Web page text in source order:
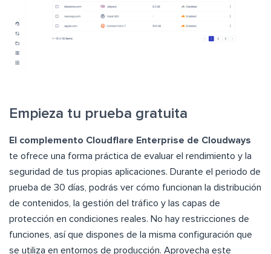
Empieza tu prueba gratuita
El complemento Cloudflare Enterprise de Cloudways
te ofrece una forma práctica de evaluar el rendimiento y la
seguridad de tus propias aplicaciones. Durante el periodo de
prueba de 30 días, podrás ver cómo funcionan la distribución
de contenidos, la gestión del tráfico y las capas de
protección en condiciones reales. No hay restricciones de
funciones, así que dispones de la misma configuración que
se utiliza en entornos de producción. Aprovecha este